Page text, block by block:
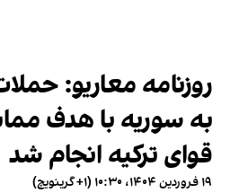
روزنامه معاریو:
به سوریه با هدف
قوای ترکیه انجام شد
۱۹ فروردین ۱۴۰۴، ۱۰:۳۰ (‎+۱ گرینویچ)